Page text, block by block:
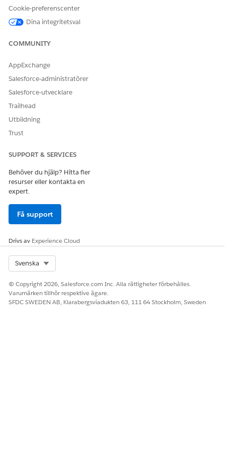
Ladda upp filer
Lägg till filer.
ANTECKNING
SE ÄVEN:
Visa åtgärdsplanobjekt i den utskrivbara vyn
LÖSTE DENNA ARTIKEL DITT PROBLEM?
Cookie-preferenscenter
Dina integritetsval
COMMUNITY
AppExchange
Salesforce-administratörer
Salesforce-utvecklare
Trailhead
Utbildning
Trust
SUPPORT & SERVICES
Behöver du hjälp? Hitta fler
resurser eller kontakta en
expert.
Få support
Drivs av Experience Cloud
Svenska
© Copyright 2026, Salesforce.com Inc. Alla rättigheter förbehålles.
Varumärken tillhör respektive ägare.
SFDC SWEDEN AB, Klarabergsviadukten 63, 111 64 Stockholm, Sweden